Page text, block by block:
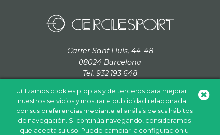
Utilizamos cookies propias y de terceros para mejorar
nuestros servicios y mostrarle publicidad relacionada
con sus preferencias mediante el análisis de sus hábitos
de navegación. Si continúa navegando, consideramos
que acepta su uso. Puede cambiar la configuración u
Carrer Sant Lluís, 44-48
08024 Barcelona
Tel. 932 193 648
Política de cookies Política de privacidad Aviso legal